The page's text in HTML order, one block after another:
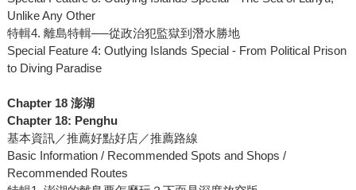
Unlike Any Other
特輯4. 離島特輯──從政治犯監獄到潛水勝地
Special Feature 4: Outlying Islands Special - From Political Prison
to Diving Paradise
Chapter 18 澎湖
Chapter 18: Penghu
基本資訊／推薦好點好店／推薦路線
Basic Information / Recommended Spots and Shops /
Recommended Routes